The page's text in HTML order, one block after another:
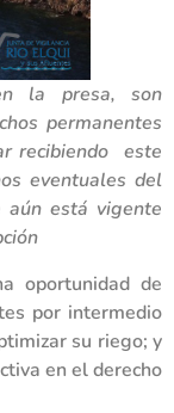
la presa, son
permanentes
recibiendo este
eventuales del
aún está vigente
oportunidad de
por intermedio
su riego; y
en el derecho